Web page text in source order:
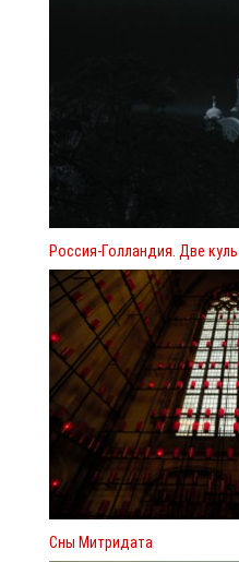
Россия-Голландия. Две
Сны Митридата